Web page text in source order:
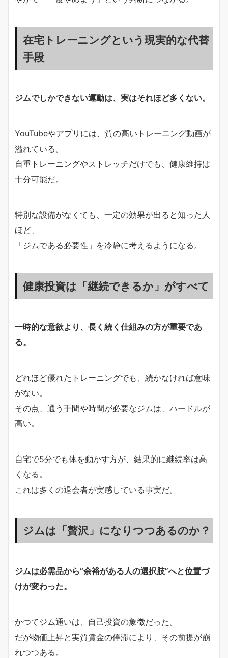
在宅トレーニングという現実的な代替
手段
ジムでしかできない運動は、実はそれほど多くない。
YouTubeやアプリには、質の高いトレーニング動画が
溢れている。
自重トレーニングやストレッチだけでも、健康維持は
十分可能だ。
特別な設備がなくても、一定の効果が出ると知った人
ほど、
「ジムである必要性」を冷静に考えるようになる。
健康投資は「継続できるか」がすべて
一時的な意欲より、長く続く仕組みの方が重要であ
る。
どれほど優れたトレーニングでも、続かなければ意味
がない。
その点、通う手間や時間が必要なジムは、ハードルが
高い。
自宅で5分でも体を動かす方が、結果的に継続率は高
くなる。
これは多くの退会者が実感している事実だ。
ジムは「贅沢」になりつつあるのか？
ジムは必需品から“余裕がある人の選択肢”へと位置づ
けが変わった。
かつてジム通いは、自己投資の象徴だった。
だが物価上昇と実質賃金の停滞により、その前提が崩
れつつある。